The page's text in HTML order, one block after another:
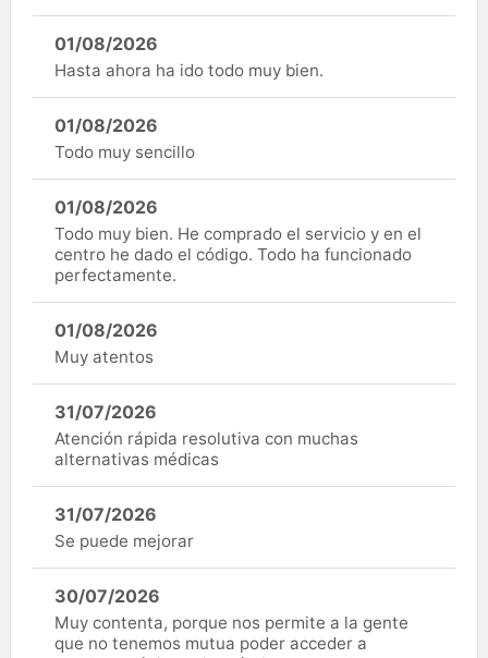
01/08/2026
Hasta ahora ha ido todo muy bien.
01/08/2026
Todo muy sencillo
01/08/2026
Todo muy bien. He comprado el servicio y en el
centro he dado el código. Todo ha funcionado
perfectamente.
01/08/2026
Muy atentos
31/07/2026
Atención rápida resolutiva con muchas
alternativas médicas
31/07/2026
Se puede mejorar
30/07/2026
Muy contenta, porque nos permite a la gente
que no tenemos mutua poder acceder a